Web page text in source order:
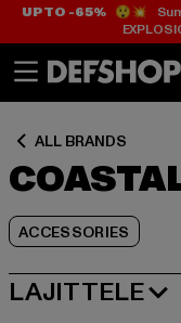
UP TO -65%😲💥
ALL BRANDS
ACCESSORIES
LAJITTELE